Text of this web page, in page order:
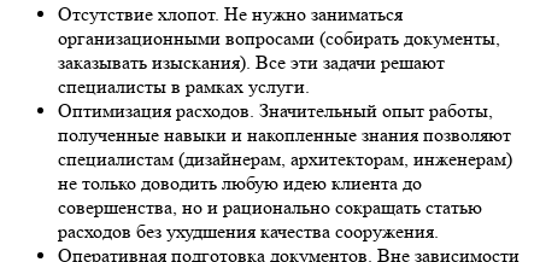
Отсутствие хлопот. Не нужно заниматься
организационными вопросами (собирать документы,
заказывать изыскания). Все эти задачи решают
специалисты в рамках услуги.
Оптимизация расходов. Значительный опыт работы,
полученные навыки и накопленные знания позволяют
специалистам (дизайнерам, архитекторам, инженерам)
не только доводить любую идею клиента до
совершенства, но и рационально сокращать статью
расходов без ухудшения качества сооружения.
Оперативная подготовка документов. Вне зависимости